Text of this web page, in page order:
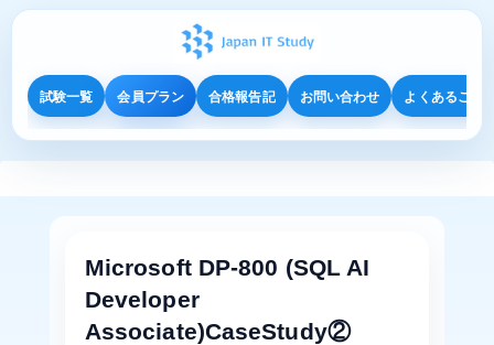
試験一覧 会員プラン 合格報告記 お問い合わせ よくあるご質
Microsoft DP-800 (SQL AI
Developer
Associate)CaseStudy②